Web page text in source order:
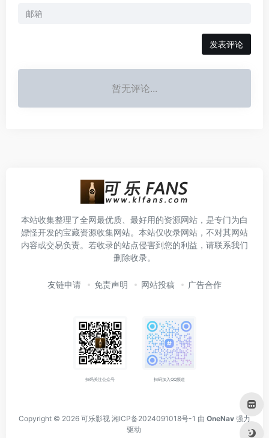
发表评论
暂无评论...
本站收集整理了全网最优质、最好用的资源网站，是专门为白
嫖怪开发的宝藏资源收集网站。本站仅收录网站，不对其网站
内容或交易负责。若收录的站点侵害到您的利益，请联系我们
删除收录。
友链申请 免责声明 网站投稿 广告合作
扫码关注公众号 扫码加入QQ频道
Copyright © 2026 可乐影视 湘ICP备2024091018号-1 由 OneNav 强力
驱动